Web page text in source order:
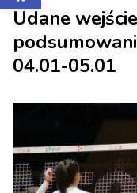
Udane
04.01-05.01